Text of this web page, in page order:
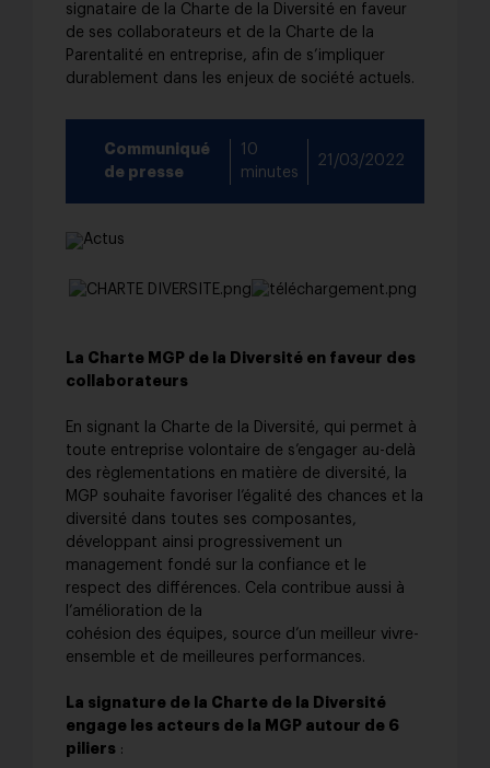
signataire de la Charte de la Diversité en faveur
de ses collaborateurs et de la Charte de la
Parentalité en entreprise, afin de s’impliquer
durablement dans les enjeux de société actuels.
Communiqué
de presse
10
minutes
21/03/2022
La Charte MGP de la Diversité en faveur des
collaborateurs
En signant la Charte de la Diversité, qui permet à
toute entreprise volontaire de s’engager au-delà
des règlementations en matière de diversité, la
MGP souhaite favoriser l’égalité des chances et la
diversité dans toutes ses composantes,
développant ainsi progressivement un
management fondé sur la confiance et le
respect des différences. Cela contribue aussi à
l’amélioration de la
cohésion des équipes, source d’un meilleur vivre-
ensemble et de meilleures performances.
La signature de la Charte de la Diversité
engage les acteurs de la MGP autour de 6
piliers :